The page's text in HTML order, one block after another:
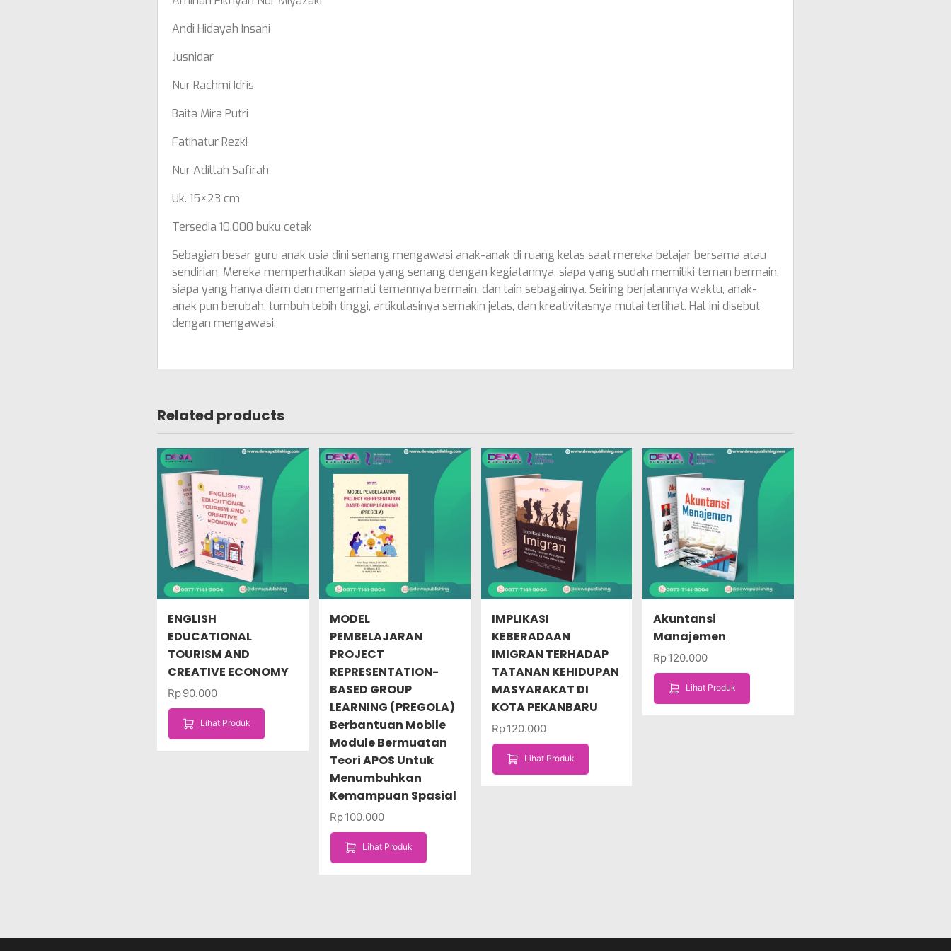
Andi Hidayah Insani
Jusnidar
Nur Rachmi Idris
Baita Mira Putri
Fatihatur Rezki
Nur Adillah Safirah
Uk. 15×23 cm
Tersedia 10.000 buku cetak
Sebagian besar guru anak usia dini senang mengawasi anak-anak di ruang kelas saat mereka belajar bersama atau
sendirian. Mereka memperhatikan siapa yang senang dengan kegiatannya, siapa yang sudah memiliki teman bermain,
siapa yang hanya diam dan mengamati temannya bermain, dan lain sebagainya. Seiring berjalannya waktu, anak-
anak pun berubah, tumbuh lebih tinggi, artikulasinya semakin jelas, dan kreativitasnya mulai terlihat. Hal ini disebut
dengan mengawasi.
Related products
ENGLISH
EDUCATIONAL
TOURISM AND
CREATIVE ECONOMY
Rp90.000
Lihat Produk
MODEL
PEMBELAJARAN
PROJECT
REPRESENTATION-
BASED GROUP
LEARNING (PREGOLA)
Berbantuan Mobile
Module Bermuatan
Teori APOS Untuk
Menumbuhkan
Kemampuan Spasial
Rp100.000
Lihat Produk
IMPLIKASI
KEBERADAAN
IMIGRAN TERHADAP
TATANAN KEHIDUPAN
MASYARAKAT DI
KOTA PEKANBARU
Rp120.000
Lihat Produk
Akuntansi
Manajemen
Rp120.000
Lihat Produk